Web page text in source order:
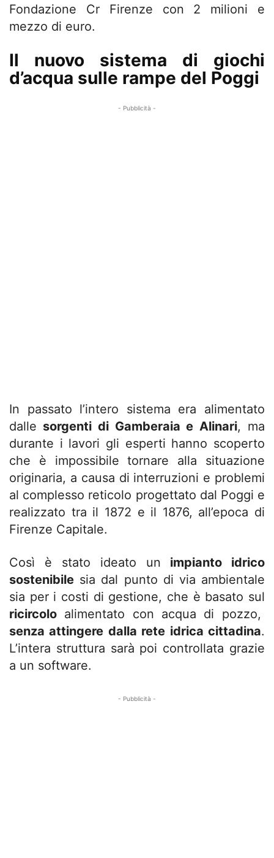
Fondazione Cr Firenze con 2 milioni e
mezzo di euro.
Il nuovo sistema di giochi
d’acqua sulle rampe del Poggi
- Pubblicità -
In passato l’intero sistema era alimentato
dalle sorgenti di Gamberaia e Alinari, ma
durante i lavori gli esperti hanno scoperto
che è impossibile tornare alla situazione
originaria, a causa di interruzioni e problemi
al complesso reticolo progettato dal Poggi e
realizzato tra il 1872 e il 1876, all’epoca di
Firenze Capitale.
Così è stato ideato un impianto idrico
sostenibile sia dal punto di via ambientale
sia per i costi di gestione, che è basato sul
ricircolo alimentato con acqua di pozzo,
senza attingere dalla rete idrica cittadina.
L’intera struttura sarà poi controllata grazie
a un software.
- Pubblicità -